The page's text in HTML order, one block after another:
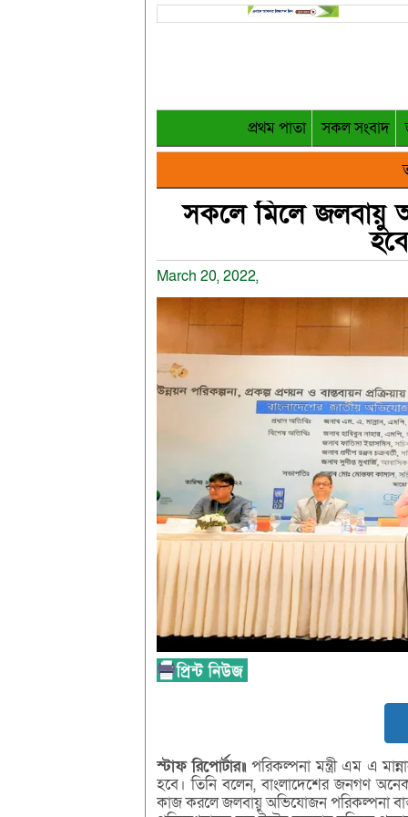
প্রথম পাতা সকল সংবাদ
সকলে মিলে জলবায়ু
March 20, 2022,
স্টাফ রিপোর্টার॥পরিকল্পনা মন্ত্রী এম এ
হবে। তিনি বলেন, বাংলাদেশের জনগণ
কাজ করলে জলবায়ু অভিযোজন পরিকল্পনা